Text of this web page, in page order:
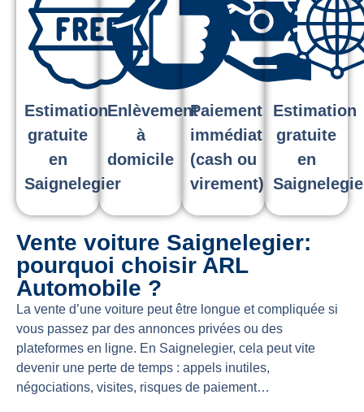
Estimation
gratuite
en
Saignelegier
Enlèvement
à
domicile
Paiement
immédiat
(cash ou
virement)
Estimation
gratuite
en
Vente voiture Saignelegier:
pourquoi choisir ARL
Automobile ?
La vente d’une voiture peut être longue et compliquée si
vous passez par des annonces privées ou des
plateformes en ligne. En Saignelegier, cela peut vite
devenir une perte de temps : appels inutiles,
négociations, visites, risques de paiement…